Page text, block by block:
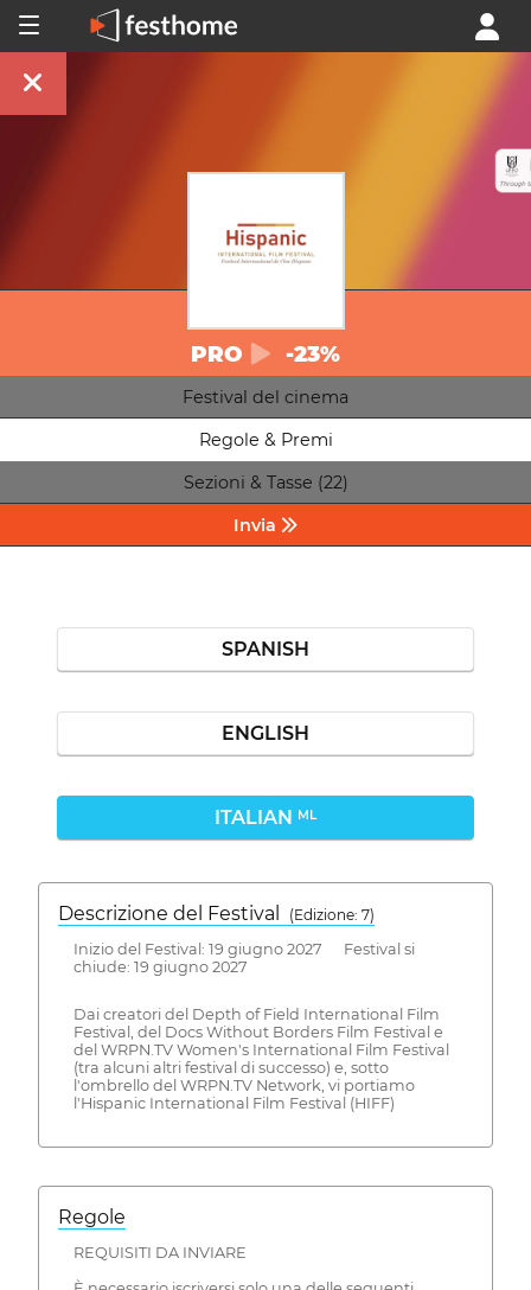
PRO -23%
Festival del cinema
Regole & Premi
Sezioni & Tasse (22)
Invia
SPANISH
ENGLISH
ITALIAN ML
Descrizione del Festival
( Edizione: 7)
Inizio del Festival: 19 giugno 2027 Festival si
chiude: 19 giugno 2027
Dai creatori del Depth of Field International Film
Festival, del Docs Without Borders Film Festival e
del WRPN.TV Women's International Film Festival
(tra alcuni altri festival di successo) e, sotto
l'ombrello del WRPN.TV Network, vi portiamo
l'Hispanic International Film Festival (HIFF)
Regole
REQUISITI DA INVIARE